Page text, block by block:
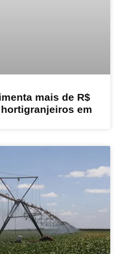
mais de R$
em